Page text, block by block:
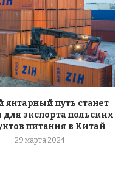
янтарный путь станет
экспорта польских
питания в Китай
29 марта 2024